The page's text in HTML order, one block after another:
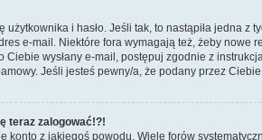
i hasło. Jeśli tak, to nastąpiła jedna
e-mail. Niektóre fora wymagają też, żeby
Ciebie wysłany e-mail, postępuj zgodnie z
Jeśli jesteś pewny/a, że podany przez
teraz zalogować!?!
konto z jakiegoś powodu. Wiele forów